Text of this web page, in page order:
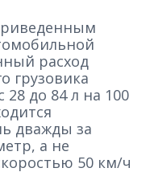
расход
грузовика
28 до 84 л на 100
дважды за
а не
50 км/ч